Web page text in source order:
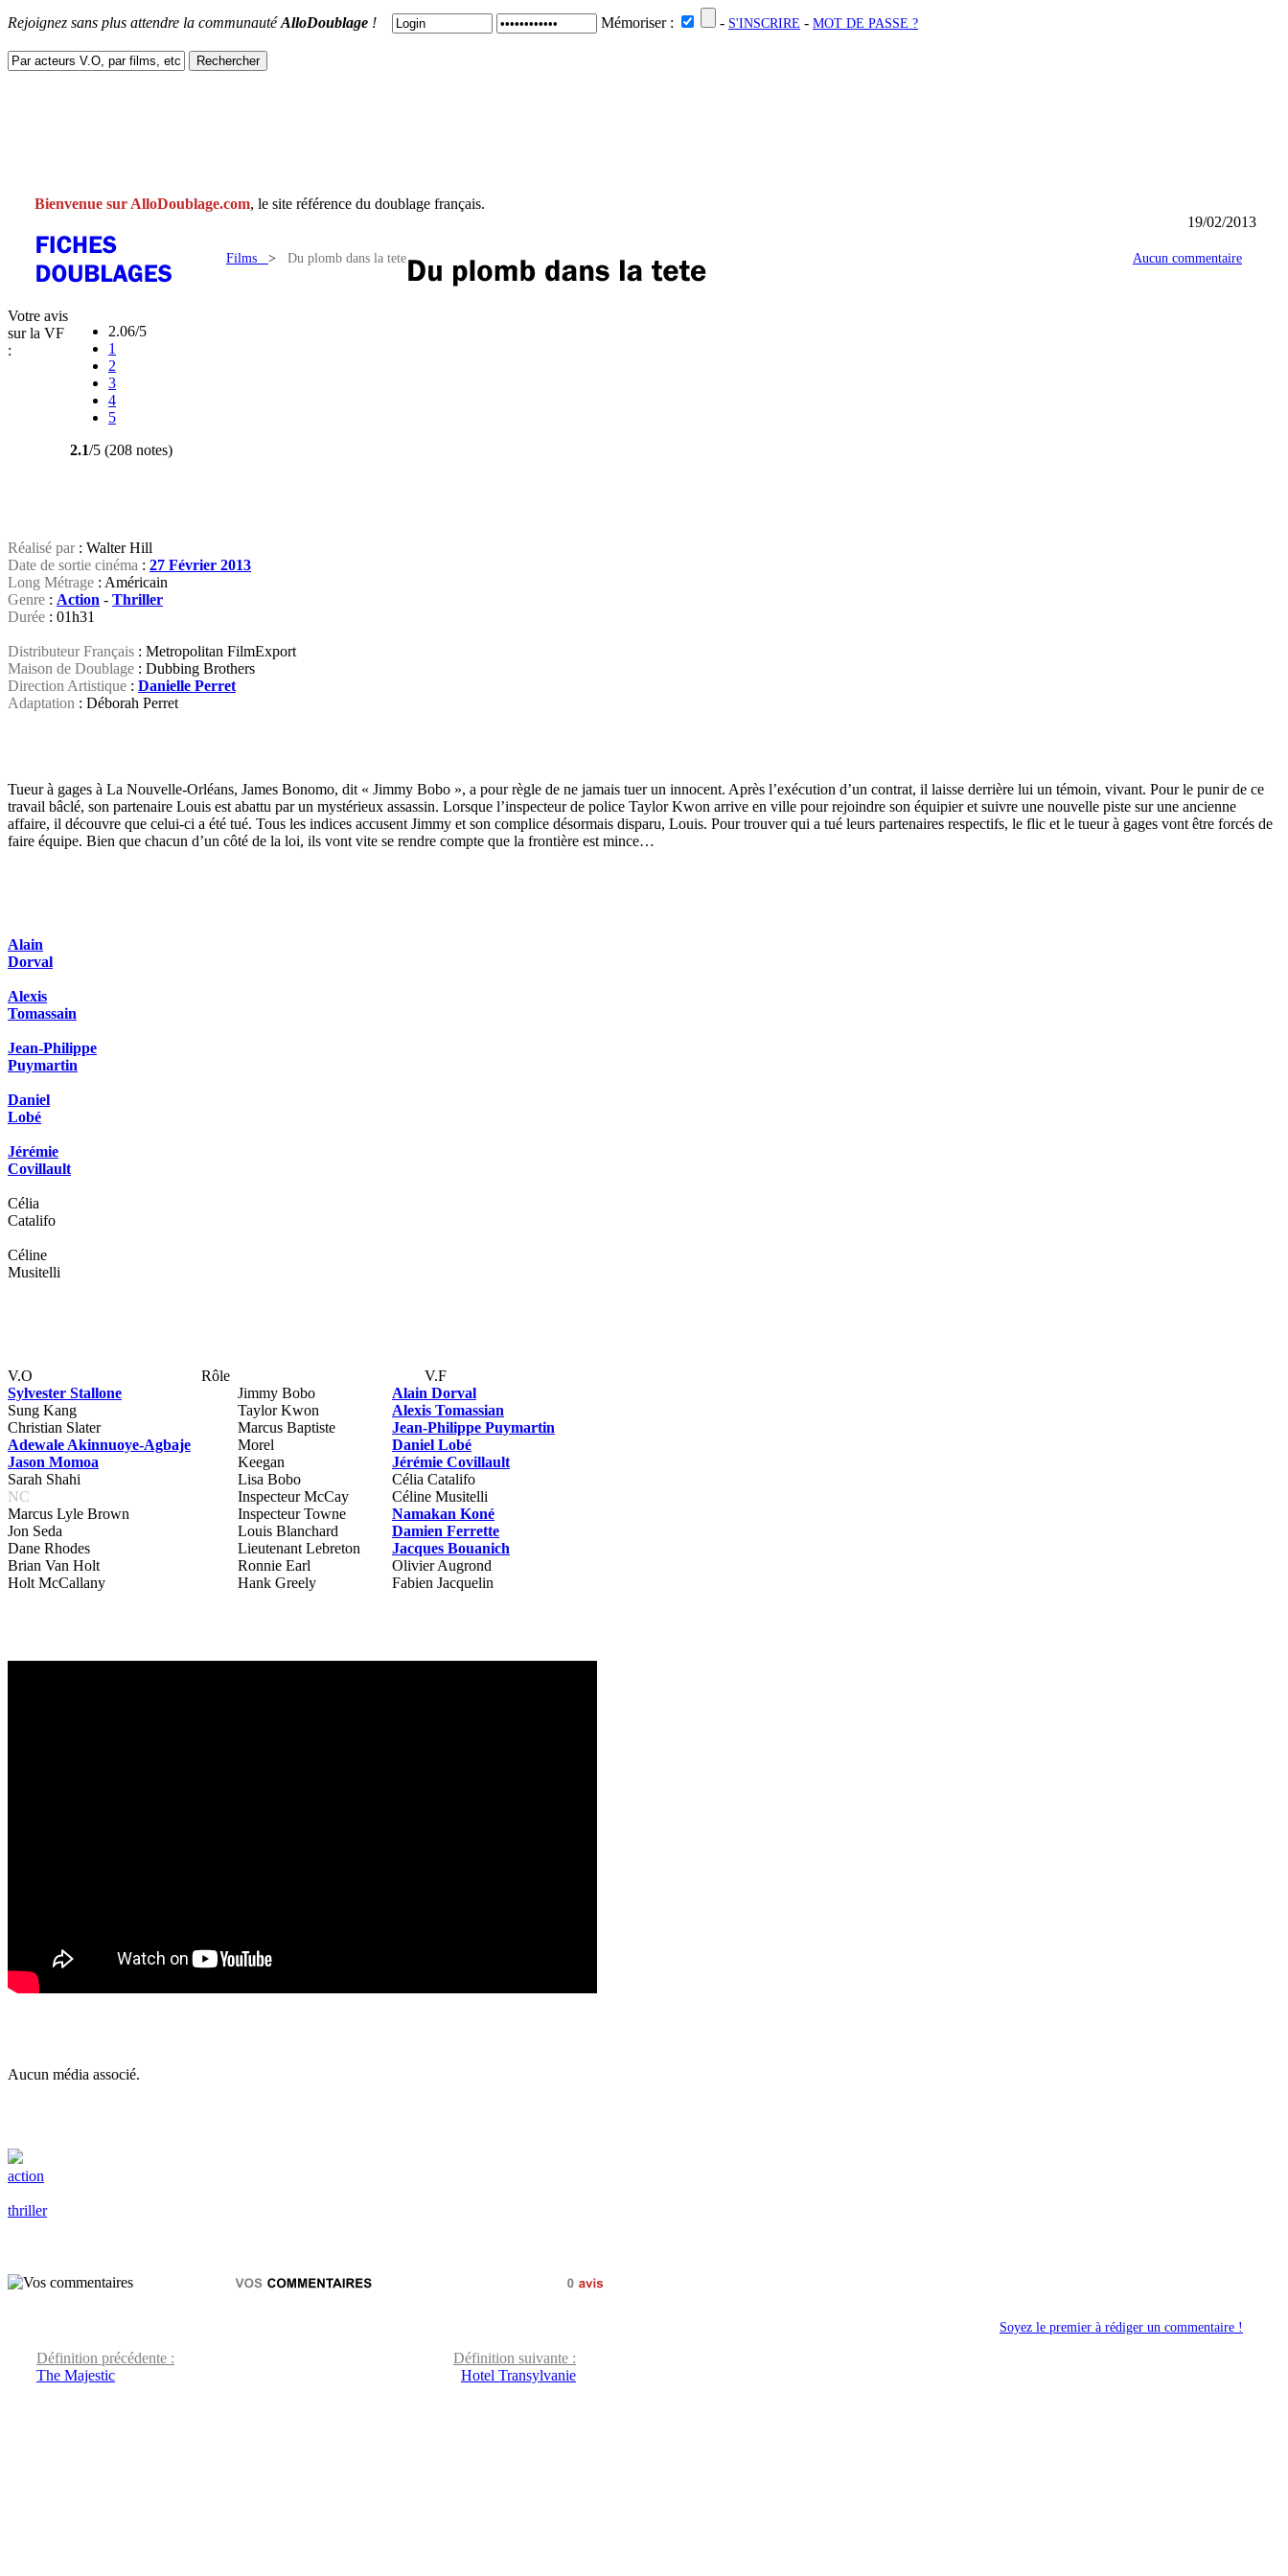
Rejoignez sans plus attendre la communautéAlloDoublage ! Mémoriser : - S'INSCRIRE - MOT DE PASSE ?
Bienvenue sur AlloDoublage.com, le site référence du doublage français.
19/02/2013
Films > Du plomb dans la tete Aucun commentaire
Votre avis
sur la VF
:
2.06/5
1
2
3
4
5
2.1/5 (208 notes)
Réalisé par: Walter Hill
Date de sortie cinéma : 27 Février 2013
Long Métrage : Américain
Genre : Action - Thriller
Durée : 01h31
Distributeur Français : Metropolitan FilmExport
Maison de Doublage : Dubbing Brothers
Direction Artistique : Danielle Perret
Adaptation : Déborah Perret
Tueur à gages à La Nouvelle-Orléans, James Bonomo, dit « Jimmy Bobo », a pour règle de ne jamais tuer un innocent. Après l’exécution d’un contrat, il laisse derrière lui un témoin, vivant. Pour le punir de ce
travail bâclé, son partenaire Louis est abattu par un mystérieux assassin. Lorsque l’inspecteur de police Taylor Kwon arrive en ville pour rejoindre son équipier et suivre une nouvelle piste sur une ancienne
affaire, il découvre que celui-ci a été tué. Tous les indices accusent Jimmy et son complice désormais disparu, Louis. Pour trouver qui a tué leurs partenaires respectifs, le flic et le tueur à gages vont être forcés de
faire équipe. Bien que chacun d’un côté de la loi, ils vont vite se rendre compte que la frontière est mince…
Alain
Dorval
Alexis
Tomassain
Jean-Philippe
Puymartin
Daniel
Lobé
Jérémie
Covillault
Célia
Catalifo
Céline
Musitelli
V.O Rôle
V.F
Sylvester Stallone
Jimmy Bobo
Alain Dorval
Sung Kang
Taylor Kwon
Alexis Tomassian
Christian Slater
Marcus Baptiste
Jean-Philippe Puymartin
Adewale Akinnuoye-Agbaje
Morel
Daniel Lobé
Jason Momoa
Keegan
Jérémie Covillault
Sarah Shahi
Lisa Bobo
Célia Catalifo
NC
Inspecteur McCay
Céline Musitelli
Marcus Lyle Brown
Inspecteur Towne
Namakan Koné
Jon Seda
Louis Blanchard
Damien Ferrette
Dane Rhodes
Lieutenant Lebreton
Jacques Bouanich
Brian Van Holt
Ronnie Earl
Olivier Augrond
Holt McCallany
Hank Greely Fabien Jacquelin
Aucun média associé.
action
thriller
Soyez le premier à rédiger un commentaire !
Définition précédente :
The Majestic
Définition suivante :
Hotel Transylvanie